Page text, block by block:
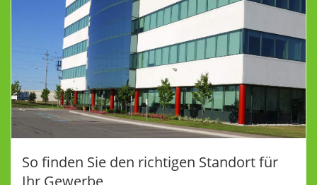
So finden Sie den richtigen Standort für
Ihr Gewerbe